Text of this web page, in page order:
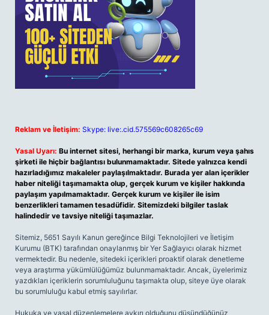
Reklam ve İletişim: Skype: live:.cid.575569c608265c69
Yasal Uyarı: Bu internet sitesi, herhangi bir marka, kurum veya şahıs
şirketi ile hiçbir bağlantısı bulunmamaktadır. Sitede yalnızca kendi
hazırladığımız makaleler paylaşılmaktadır. Burada yer alan içerikler
haber niteliği taşımamakta olup, gerçek kurum ve kişiler hakkında
paylaşım yapılmamaktadır. Gerçek kurum ve kişiler ile isim
benzerlikleri tamamen tesadüfidir. Sitemizdeki bilgiler taslak
halindedir ve tavsiye niteliği taşımazlar.
Sitemiz, 5651 Sayılı Kanun gereğince Bilgi Teknolojileri ve İletişim
Kurumu (BTK) tarafından onaylanmış bir Yer Sağlayıcı olarak hizmet
vermektedir. Bu nedenle, sitedeki içerikleri proaktif olarak denetleme
veya araştırma yükümlülüğümüz bulunmamaktadır. Ancak, üyelerimiz
yazdıkları içeriklerin sorumluluğunu taşımakta olup, siteye üye olarak
bu sorumluluğu kabul etmiş sayılırlar.
Hukuka ve yasal düzenlemelere aykırı olduğunu düşündüğünüz